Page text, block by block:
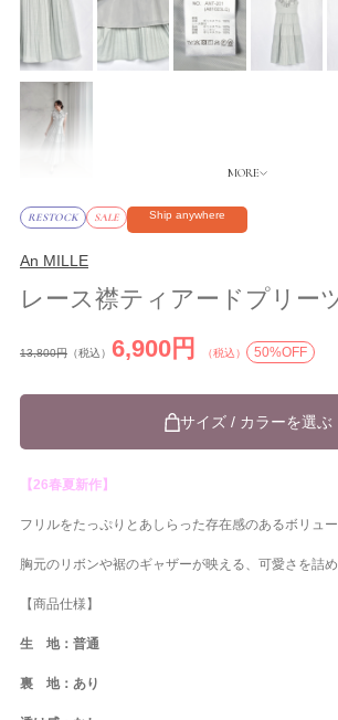
RESTOCK SALE Ship anywhere
An MILLE
レース襟ティアードプリー
13,800円 （税込） 6,900円 （税込） 50%OFF
サイズ / カラーを選ぶ
【26春夏新作】
フリルをたっぷりとあしらった存在感のあるボリュー
胸元のリボンや裾のギャザーが映える、可愛さを詰め
【商品仕様】
生 地：普通
裏 地：あり